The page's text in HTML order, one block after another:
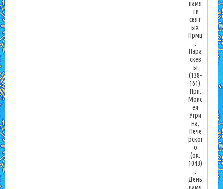
памя
ти
свят
ых:
Прмц
.
Пара
скев
ы
(138-
161).
Прп.
Моис
ея
Угри
на,
Пече
рског
о
(ок.
1043)
.
День
памя